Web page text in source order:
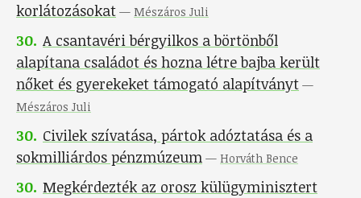
korlátozásokat — Mészáros Juli
30. A csantavéri bérgyilkos a börtönből
alapítana családot és hozna létre bajba került
nőket és gyerekeket támogató alapítványt —
Mészáros Juli
30. Civilek szívatása, pártok adóztatása és a
sokmilliárdos pénzmúzeum — Horváth Bence
30. Megkérdezték az orosz külügyminisztert